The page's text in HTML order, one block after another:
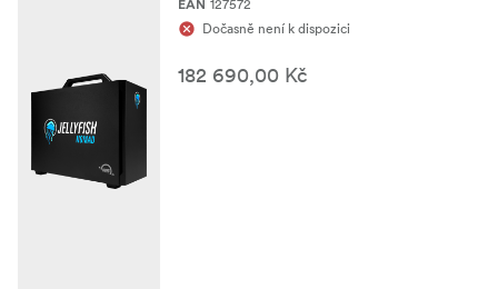
EAN 127572
Dočasně není k dispozici
182 690,00 Kč